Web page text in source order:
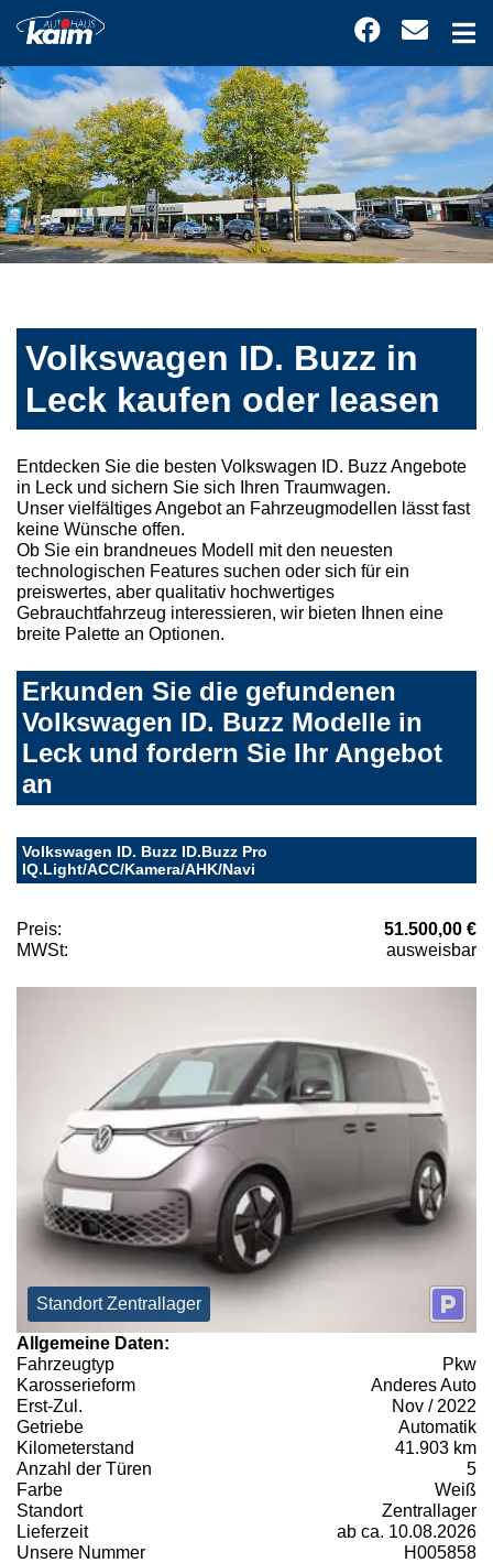
Volkswagen ID. Buzz in
Leck kaufen oder leasen
Entdecken Sie die besten Volkswagen ID. Buzz Angebote
in Leck und sichern Sie sich Ihren Traumwagen.
Unser vielfältiges Angebot an Fahrzeugmodellen lässt fast
keine Wünsche offen.
Ob Sie ein brandneues Modell mit den neuesten
technologischen Features suchen oder sich für ein
preiswertes, aber qualitativ hochwertiges
Gebrauchtfahrzeug interessieren, wir bieten Ihnen eine
breite Palette an Optionen.
Erkunden Sie die gefundenen
Volkswagen ID. Buzz Modelle in
Leck und fordern Sie Ihr Angebot
an
Volkswagen ID. Buzz ID.Buzz Pro
IQ.Light/ACC/Kamera/AHK/Navi
Preis:
51.500,00 €
MWSt:
ausweisbar
Standort Zentrallager
Allgemeine Daten:
Fahrzeugtyp
Pkw
Karosserieform
Anderes Auto
Erst-Zul.
Nov / 2022
Getriebe
Automatik
Kilometerstand
41.903 km
Anzahl der Türen
5
Farbe
Weiß
Standort
Zentrallager
Lieferzeit
ab ca. 10.08.2026
Unsere Nummer
H005858